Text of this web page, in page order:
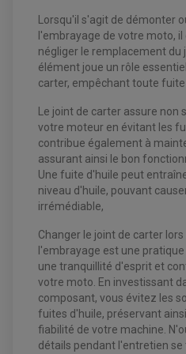
ATELIER, PADDOCK, STAND
ANTIPARASITE NGK
BOUGIE NGK
FILTRE A AIR
FILTRE A HUILE
FILTRE ET ACCESSOIRE
OUTILLAGE
EQUIPEMENT
ACCESSOIRES ELECTRIQUE
CHARGEUR DE BATTERIE
COMPTEUR QUAD / SSV
CONTACTEUR A CLÉ QUAD
ECLAIRAGE LED / HALOGÈNE
Lorsqu'il s'agit de démonter
l'embrayage de votre moto,
négliger le remplacement du
élément joue un rôle
carter, empêchant toute fuite
Le joint de carter assure
votre moteur en évitant les
contribue également à
assurant ainsi le bon
Une fuite d'huile peut
niveau d'huile, pouvant
irrémédiable,
Changer le joint de carter
l'embrayage est une
une tranquillité d'esprit et
votre moto. En investissant
composant, vous évitez les
fuites d'huile, préservant
fiabilité de votre machine.
détails pendant l'entretien